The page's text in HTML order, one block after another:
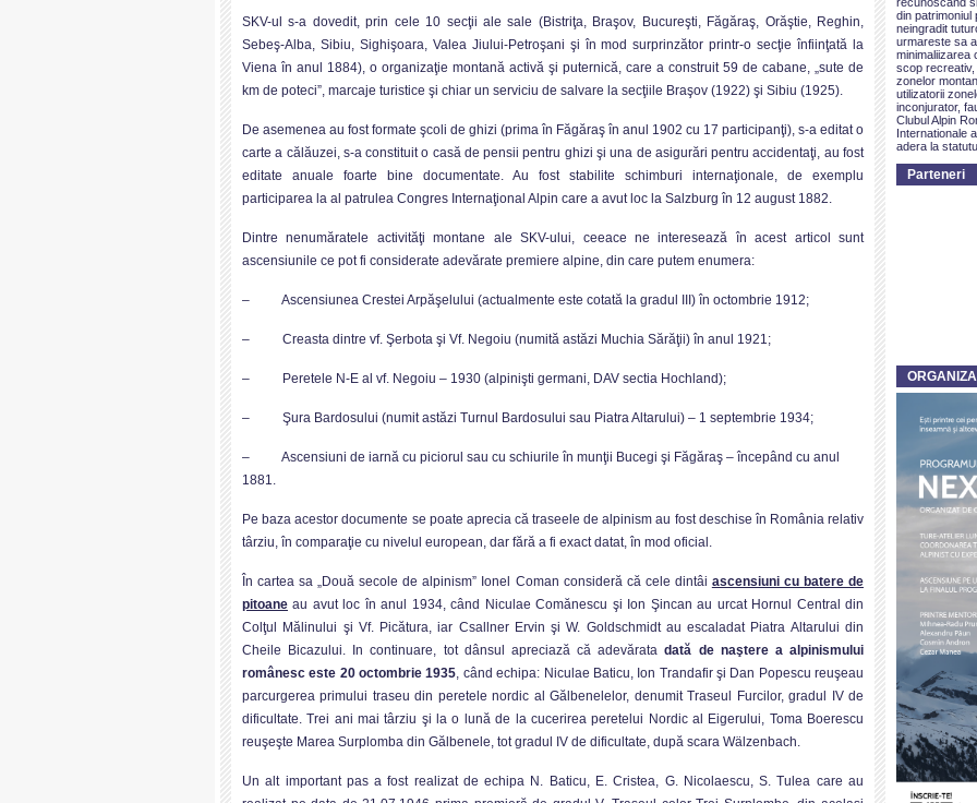
SKV-ul s-a dovedit, prin cele 10 secţii ale sale (Bistriţa, Braşov, Bucureşti, Făgăraş, Orăştie, Reghin,
Sebeş-Alba, Sibiu, Sighişoara, Valea Jiului-Petroşani şi în mod surprinzător printr-o secţie înfiinţată la
Viena în anul 1884), o organizaţie montană activă şi puternică, care a construit 59 de cabane, „sute de
km de poteci”, marcaje turistice şi chiar un serviciu de salvare la secţiile Braşov (1922) şi Sibiu (1925).
De asemenea au fost formate şcoli de ghizi (prima în Făgăraş în anul 1902 cu 17 participanţi), s-a editat o
carte a călăuzei, s-a constituit o casă de pensii pentru ghizi şi una de asigurări pentru accidentaţi, au fost
editate anuale foarte bine documentate. Au fost stabilite schimburi internaţionale, de exemplu
participarea la al patrulea Congres Internaţional Alpin care a avut loc la Salzburg în 12 august 1882.
Dintre nenumăratele activităţi montane ale SKV-ului, ceeace ne interesează în acest articol sunt
ascensiunile ce pot fi considerate adevărate premiere alpine, din care putem enumera:
– Ascensiunea Crestei Arpăşelului (actualmente este cotată la gradul III) în octombrie 1912;
– Creasta dintre vf. Şerbota şi Vf. Negoiu (numită astăzi Muchia Sărăţii) în anul 1921;
– Peretele N-E al vf. Negoiu – 1930 (alpinişti germani, DAV sectia Hochland);
– Şura Bardosului (numit astăzi Turnul Bardosului sau Piatra Altarului) – 1 septembrie 1934;
– Ascensiuni de iarnă cu piciorul sau cu schiurile în munţii Bucegi şi Făgăraş – începând cu anul
1881.
Pe baza acestor documente se poate aprecia că traseele de alpinism au fost deschise în România relativ
târziu, în comparaţie cu nivelul european, dar fără a fi exact datat, în mod oficial.
În cartea sa „Două secole de alpinism” Ionel Coman consideră că cele dintâi ascensiuni cu batere de
pitoane au avut loc în anul 1934, când Niculae Comănescu şi Ion Şincan au urcat Hornul Central din
Colţul Mălinului şi Vf. Picătura, iar Csallner Ervin şi W. Goldschmidt au escaladat Piatra Altarului din
Cheile Bicazului. In continuare, tot dânsul apreciază că adevăratadată de naştere a alpinismului
românesc este 20 octombrie 1935, când echipa: Niculae Baticu, Ion Trandafir şi Dan Popescu reuşeau
parcurgerea primului traseu din peretele nordic al Gălbenelelor, denumit Traseul Furcilor, gradul IV de
dificultate. Trei ani mai târziu şi la o lună de la cucerirea peretelui Nordic al Eigerului, Toma Boerescu
reuşeşte Marea Surplomba din Gălbenele, tot gradul IV de dificultate, după scara Wälzenbach.
Un alt important pas a fost realizat de echipa N. Baticu, E. Cristea, G. Nicolaescu, S. Tulea care au
din patrimoniul
neingradit
urmareste sa
minimaliizarea
scop
zonelor
utilizatorii
inconjurator,
Clubul Alpin
Internationale
adera la
Parteneri